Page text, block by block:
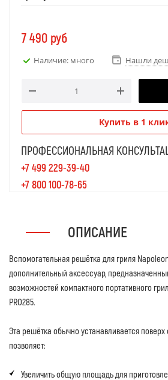
7 490 руб
Наличие: много Нашли
Купить в 1
ПРОФЕССИОНАЛЬНАЯ
+7 499 229-39-40
+7 800 100-78-65
ОПИСАНИЕ
Вспомогательная решётка для гриля
дополнительный аксессуар,
возможностей компактного портативного
PRO285.
Эта решётка обычно устанавливается
позволяет:
Увеличить общую площадь для